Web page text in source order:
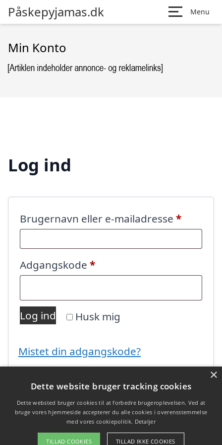
Påskepyjamas.dk Menu
Min Konto
Log ind
Brugernavn eller e-mailadresse *
Adgangskode *Påkrævet
Husk mig
Log ind
Mistet din adgangskode?
Copyright 2026 - Pilanto Aps
×
Dette website bruger tracking cookies
Dette websted bruger cookies til at forbedre brugeroplevelsen. Ved at
bruge vores hjemmeside accepterer du alle cookies i overensstemmelse
med vores cookiepolitik. Detaljer
TILLAD COOKIES TILLAD IKKE COOKIES